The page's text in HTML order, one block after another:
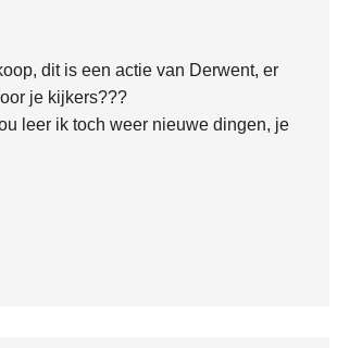
dit is een actie van Derwent, er
je kijkers???
leer ik toch weer nieuwe dingen, je